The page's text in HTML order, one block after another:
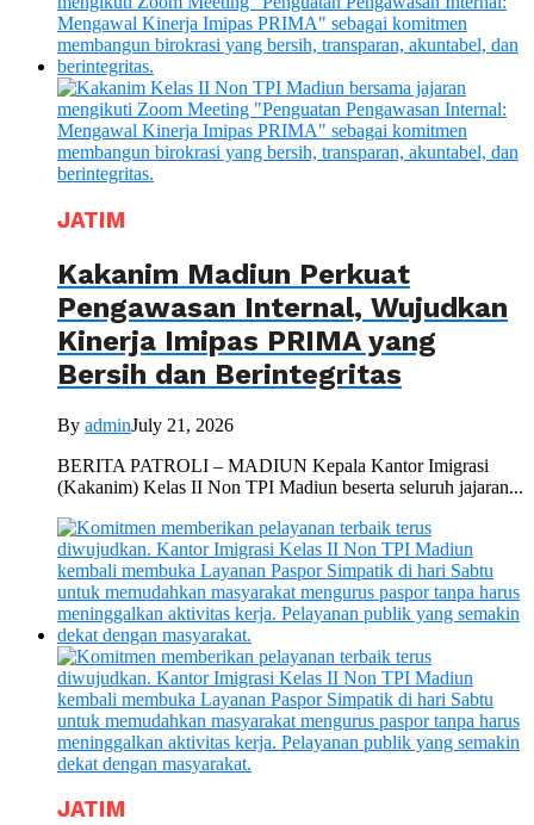
JATIM
Kakanim Madiun Perkuat
Pengawasan Internal, Wujudkan
Kinerja Imipas PRIMA yang
Bersih dan Berintegritas
By adminJuly 21, 2026
BERITA PATROLI – MADIUN Kepala Kantor Imigrasi
(Kakanim) Kelas II Non TPI Madiun beserta seluruh jajaran...
JATIM